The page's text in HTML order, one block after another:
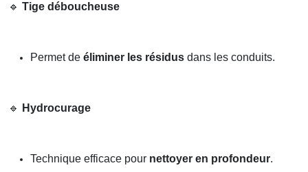
🔹 Tige déboucheuse
Permet de éliminer les résidus dans les conduits.
🔹 Hydrocurage
Technique efficace pour nettoyer en profondeur.